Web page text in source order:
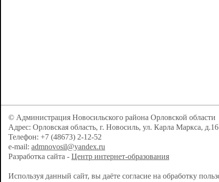
© Администрация Новосильского района Орловской области
Адрес: Орловская область, г. Новосиль, ул. Карла Маркса, д.16
Телефон: +7 (48673) 2-12-52
e-mail: admnovosil@yandex.ru
Разработка сайта - Центр интернет-образования
Используя данный сайт, вы даёте согласие на обработку